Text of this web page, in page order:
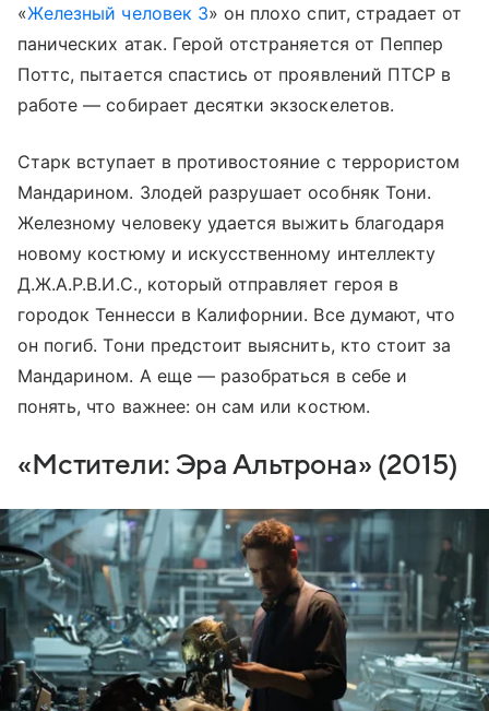
«Железный человек 3» он плохо спит, страдает от
панических атак. Герой отстраняется от Пеппер
Поттс, пытается спастись от проявлений ПТСР в
работе — собирает десятки экзоскелетов.
Старк вступает в противостояние с террористом
Мандарином. Злодей разрушает особняк Тони.
Железному человеку удается выжить благодаря
новому костюму и искусственному интеллекту
Д.Ж.А.Р.В.И.С., который отправляет героя в
городок Теннесси в Калифорнии. Все думают, что
он погиб. Тони предстоит выяснить, кто стоит за
Мандарином. А еще — разобраться в себе и
понять, что важнее: он сам или костюм.
«Мстители: Эра Альтрона» (2015)